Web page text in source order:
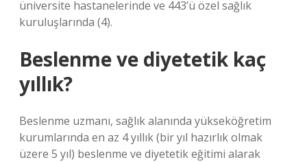
üniversite hastanelerinde ve 443’ü özel sağlık
kuruluşlarında (4).
Beslenme ve diyetetik kaç
yıllık?
Beslenme uzmanı, sağlık alanında yükseköğretim
kurumlarında en az 4 yıllık (bir yıl hazırlık olmak
üzere 5 yıl) beslenme ve diyetetik eğitimi alarak